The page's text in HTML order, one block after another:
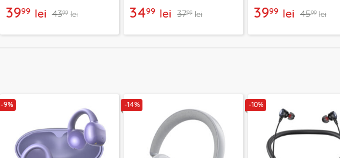
3999 lei 4399 lei 3499 lei 3799 lei 3999 lei 4599 lei
-9% -14% -10%